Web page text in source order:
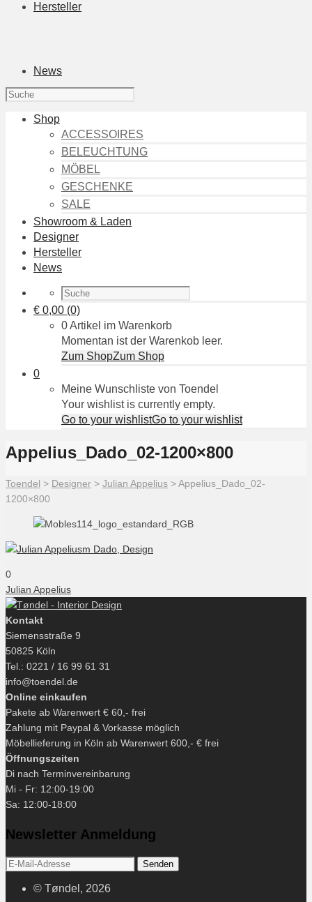
Hersteller
News
Shop
ACCESSOIRES
BELEUCHTUNG
MÖBEL
GESCHENKE
SALE
Showroom & Laden
Designer
Hersteller
News
€ 0,00 (0)
0 Artikel im Warenkorb
Momentan ist der Warenkob leer.
Zum ShopZum Shop
0
Meine Wunschliste von Toendel
Your wishlist is currently empty.
Go to your wishlistGo to your wishlist
Appelius_Dado_02-1200×800
Toendel > Designer > Julian Appelius >Appelius_Dado_02-
1200×800
0
Julian Appelius
Kontakt
Siemensstraße 9
50825 Köln
Tel.: 0221 / 16 99 61 31
info@toendel.de
Online einkaufen
Pakete ab Warenwert € 60,- frei
Zahlung mit Paypal & Vorkasse möglich
Möbellieferung in Köln ab Warenwert 600,- € frei
Öffnungszeiten
Di nach Terminvereinbarung
Mi - Fr: 12:00-19:00
Sa: 12:00-18:00
Newsletter Anmeldung
© Tøndel, 2026